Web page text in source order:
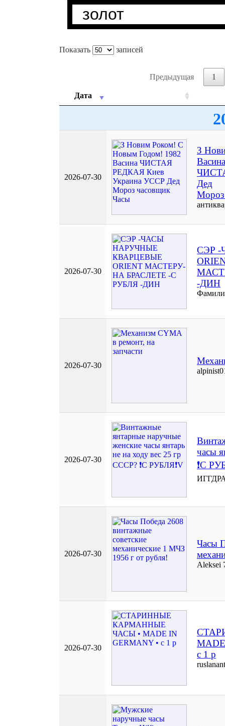
Показать записей
Предыдущая 1
Дата
2026-07-30
З
Васина
Дед
Мороз
2026-07-30
СЭР
-ДИН
2026-07-30
2026-07-30
часы
❗С
2026-07-30
Часы
Aleksei
2026-07-30
c 1 p